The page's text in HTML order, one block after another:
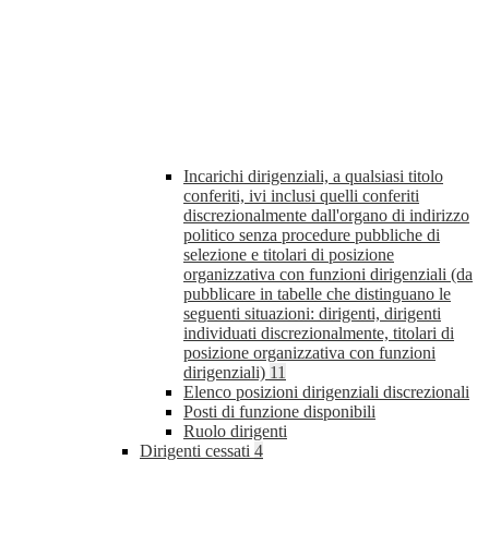
Incarichi dirigenziali, a qualsiasi titolo
conferiti, ivi inclusi quelli conferiti
discrezionalmente dall'organo di indirizzo
politico senza procedure pubbliche di
selezione e titolari di posizione
organizzativa con funzioni dirigenziali (da
pubblicare in tabelle che distinguano le
seguenti situazioni: dirigenti, dirigenti
individuati discrezionalmente, titolari di
posizione organizzativa con funzioni
dirigenziali) 11
Elenco posizioni dirigenziali discrezionali
Posti di funzione disponibili
Ruolo dirigenti
Dirigenti cessati 4